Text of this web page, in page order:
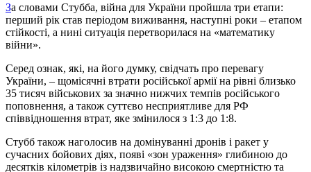
За словами Стубба, війна для України пройшла три етапи:
перший рік став періодом виживання, наступні роки – етапом
стійкості, а нині ситуація перетворилася на «математику
війни».
Серед ознак, які, на його думку, свідчать про перевагу
України, – щомісячні втрати російської армії на рівні близько
35 тисяч військових за значно нижчих темпів російського
поповнення, а також суттєво несприятливе для РФ
співвідношення втрат, яке змінилося з 1:3 до 1:8.
Стубб також наголосив на домінуванні дронів і ракет у
сучасних бойових діях, появі «зон ураження» глибиною до
десятків кілометрів із надзвичайно високою смертністю та